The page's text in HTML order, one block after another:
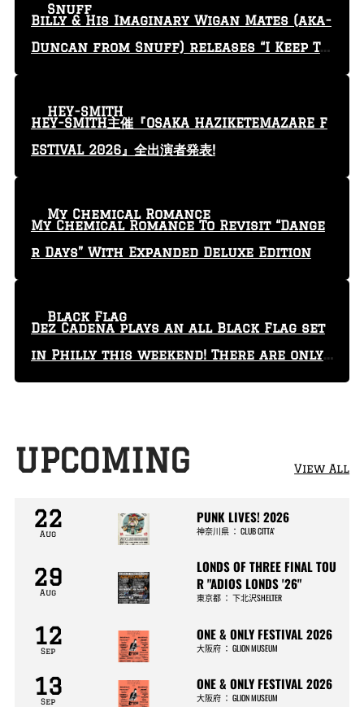
Billy & His Imaginary Wigan Mates (aka-
Duncan from Snuff) releases “I Keep Tr
Snuff
HEY-SMITH主催『OSAKA HAZIKETEMAZARE F
ESTIVAL 2026』全出演者発表!
HEY-SMITH
My Chemical Romance To Revisit “Dange
r Days” With Expanded Deluxe Edition
My Chemical Romance
Dez Cadena plays an all Black Flag set
in Philly this weekend! There are only
29 tickets left!
Black Flag
UPCOMING View All
22
Aug
PUNK LIVES! 2026
神奈川県 ：CLUB CITTA’
29
Aug
LONDS OF THREE FINAL TOU
R "ADIOS LONDS '26"
東京都 ：下北沢SHELTER
12
Sep
ONE & ONLY FESTIVAL 2026
大阪府 ：GLION MUSEUM
13
Sep
ONE & ONLY FESTIVAL 2026
大阪府 ：GLION MUSEUM